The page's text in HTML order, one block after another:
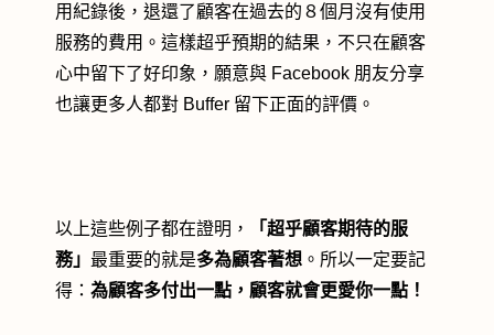
用紀錄後，退還了顧客在過去的８個月沒有使用
服務的費用。這樣超乎預期的結果，不只在顧客
心中留下了好印象，願意與 Facebook 朋友分享
也讓更多人都對 Buffer 留下正面的評價。
以上這些例子都在證明，
「超乎顧客期待的服
務」 最重要的就是多為顧客著想 。所以一定要記
得： 為顧客多付出一點，顧客就會更愛你一點！